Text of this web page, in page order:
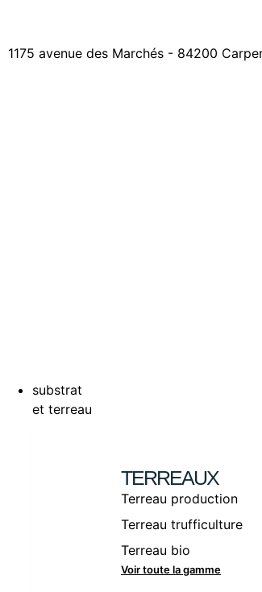
1175 avenue des Marchés - 84200
substrat
et terreau
TERREAUX
Terreau production
Terreau trufficulture
Terreau bio
Voir toute la gamme